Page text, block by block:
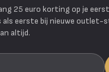
25 euro korting op je
als eerste bij nieuwe outlet-
altijd.